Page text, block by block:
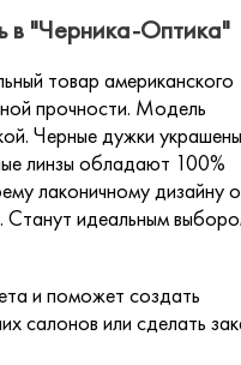
в "Черника-Оптика"
товар американского
прочности. Модель
Черные дужки украшены
линзы обладают 100%
лаконичному дизайну
Станут идеальным
и поможет создать
салонов или сделать